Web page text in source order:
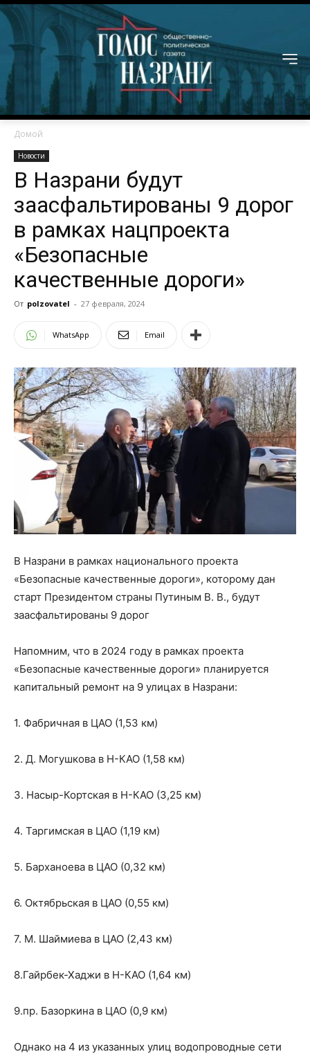
Домой
Новости
В Назрани будут
заасфальтированы 9 дорог
в рамках нацпроекта
«Безопасные
качественные дороги»
От polzovatel - 27 февраля, 2024
WhatsApp Email
В Назрани в рамках национального проекта
«Безопасные качественные дороги», которому дан
старт Президентом страны Путиным В. В., будут
заасфальтированы 9 дорог
Напомним, что в 2024 году в рамках проекта
«Безопасные качественные дороги» планируется
капитальный ремонт на 9 улицах в Назрани:
1. Фабричная в ЦАО (1,53 км)
2. Д. Могушкова в Н-КАО (1,58 км)
3. Насыр-Кортская в Н-КАО (3,25 км)
4. Таргимская в ЦАО (1,19 км)
5. Барханоева в ЦАО (0,32 км)
6. Октябрьская в ЦАО (0,55 км)
7. М. Шаймиева в ЦАО (2,43 км)
8.Гайрбек-Хаджи в Н-КАО (1,64 км)
9.пр. Базоркина в ЦАО (0,9 км)
Однако на 4 из указанных улиц водопроводные сети